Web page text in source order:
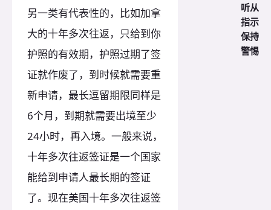
另一类有代表性的，比如加拿
大的十年多次往返，只给到你
护照的有效期，护照过期了签
证就作废了，到时候就需要重
新申请，最长逗留期限同样是
6个月，到期就需要出境至少
24小时，再入境。一般来说，
十年多次往返签证是一个国家
能给到申请人最长期的签证
了。现在美国十年多次往返签
听从
指示
保持
警惕